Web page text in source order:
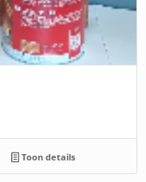
Toon details